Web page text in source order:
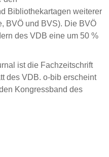
Bibliothekartagen weiterer
BVÖ und BVS). Die BVÖ
des VDB eine um 50 %
ist die Fachzeitschrift
des VDB. o-bib erscheint
Kongressband des